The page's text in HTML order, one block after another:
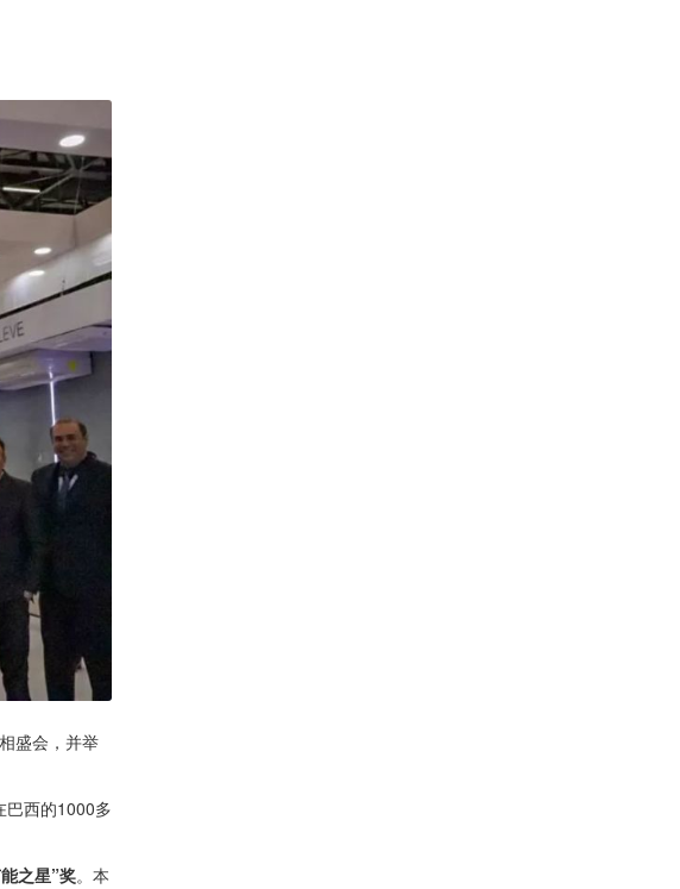
盛会，并举
巴西的1000多
之星”奖。本